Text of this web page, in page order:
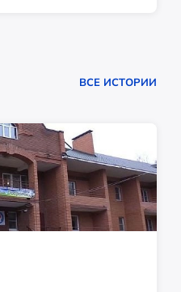
ВСЕ ИСТОРИИ